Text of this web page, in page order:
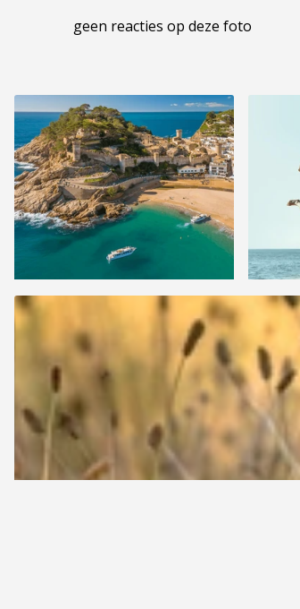
geen reacties op deze foto